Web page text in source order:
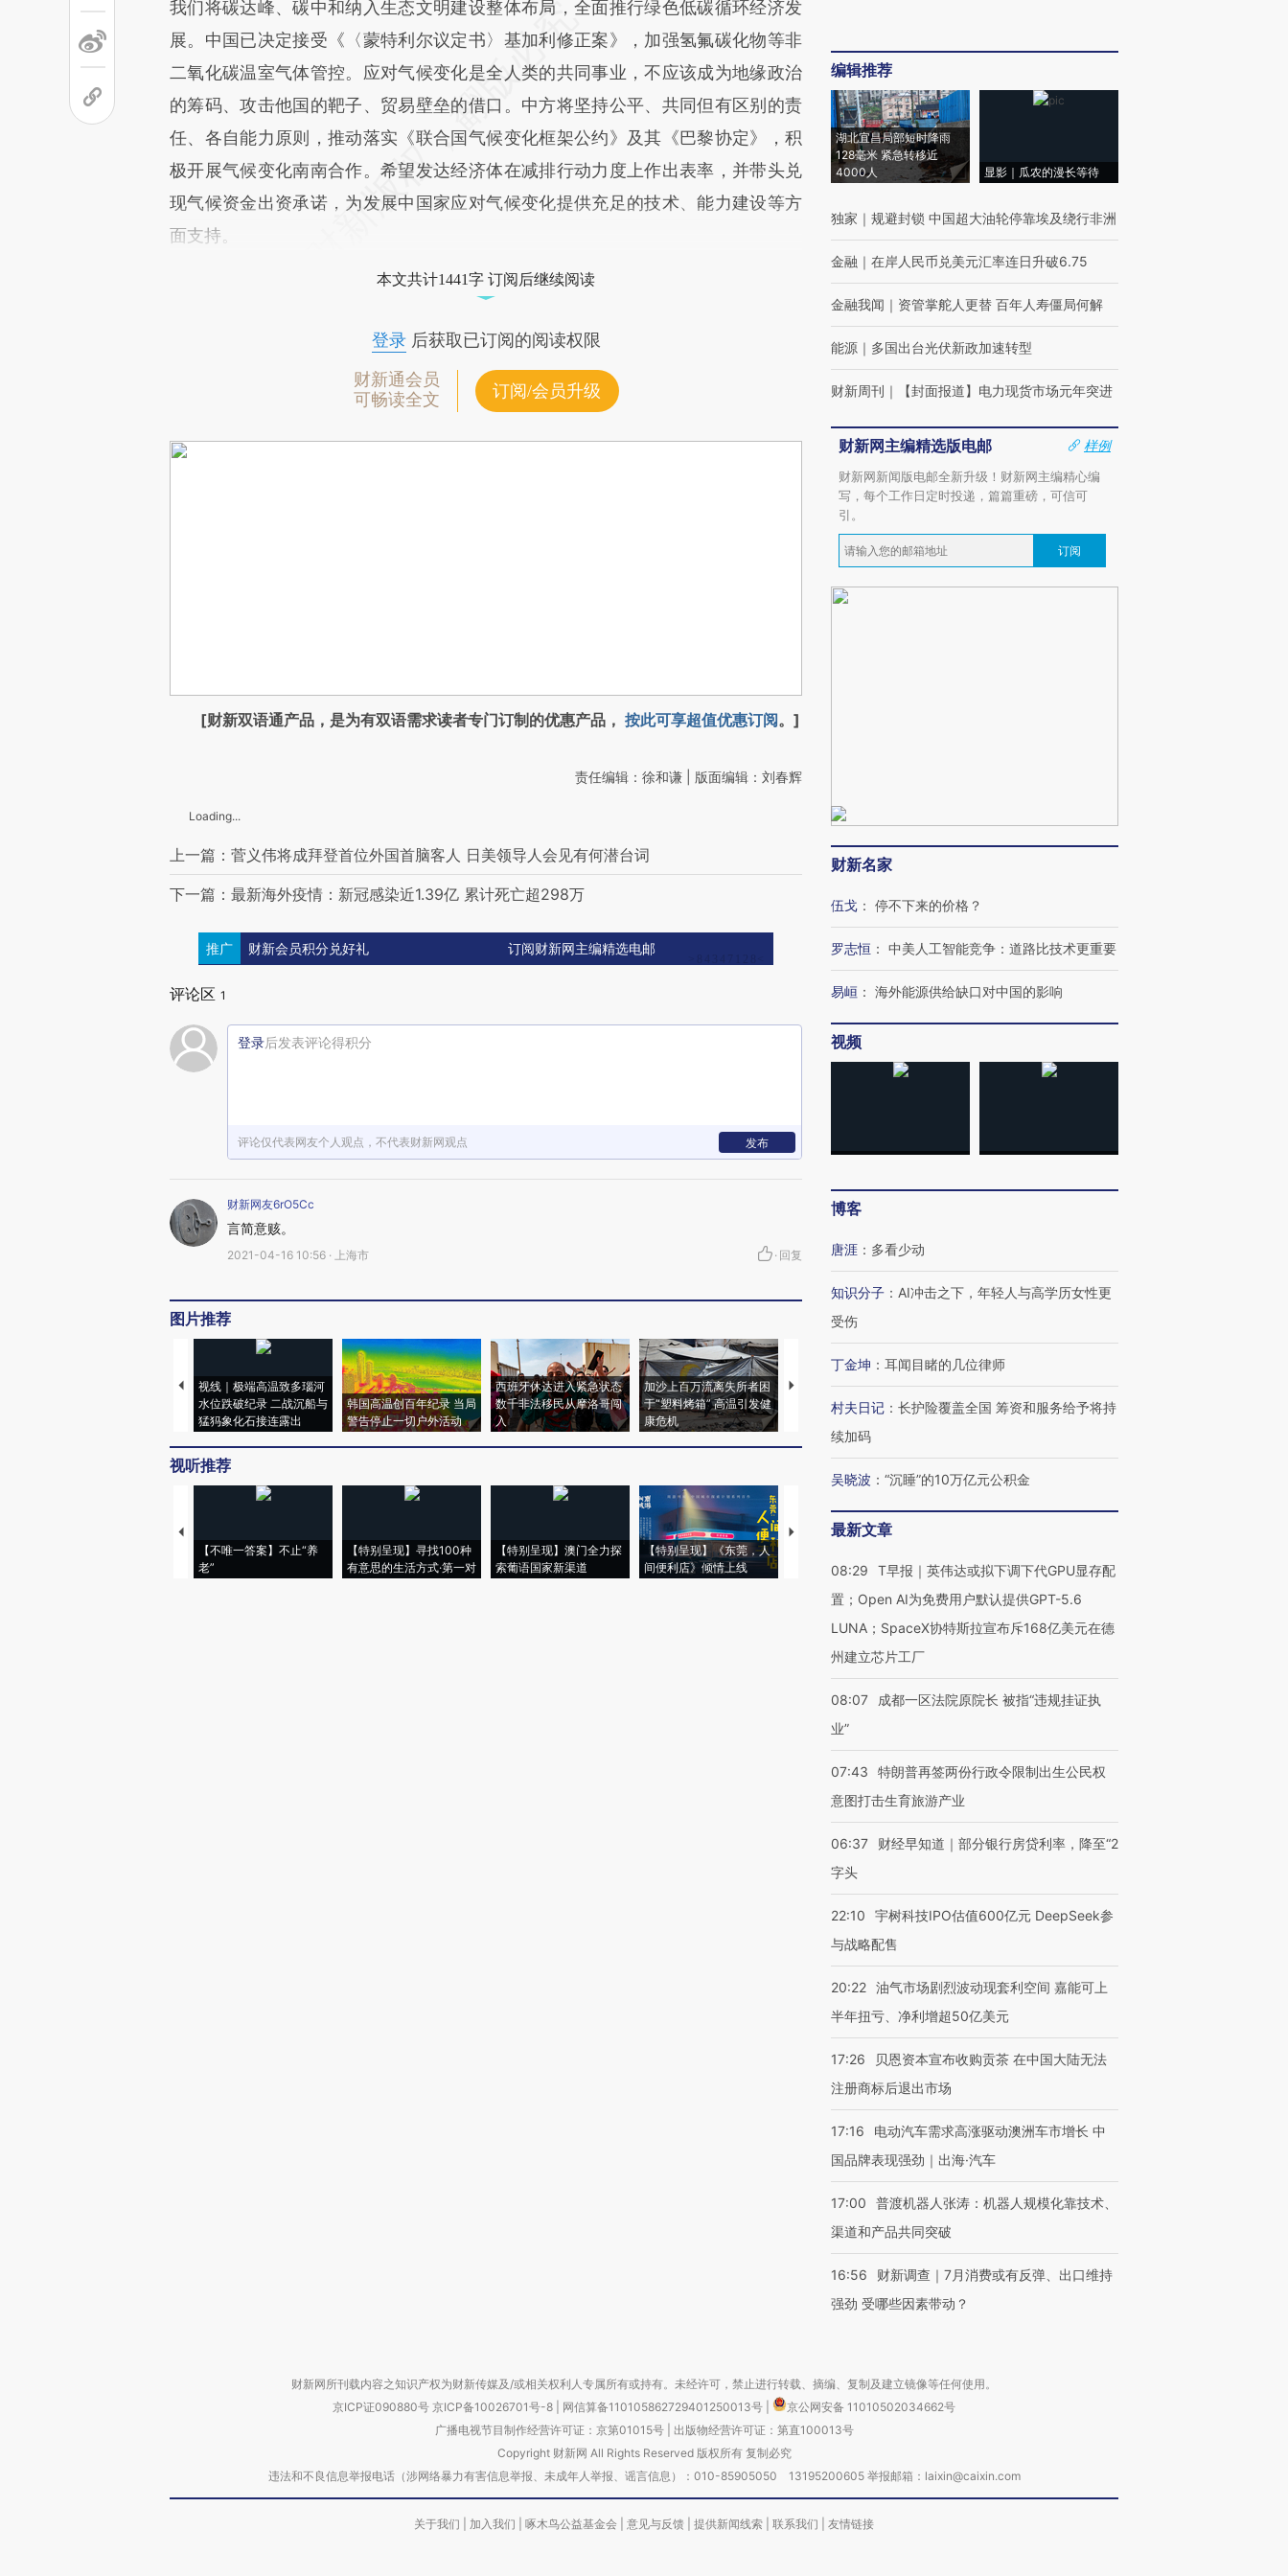
我们将碳达峰、碳中和纳入生态文明建设整体布局，全面推行绿色低碳循环经济发
展。中国已决定接受《〈蒙特利尔议定书〉基加利修正案》，加强氢氟碳化物等非
二氧化碳温室气体管控。应对气候变化是全人类的共同事业，不应该成为地缘政治
的筹码、攻击他国的靶子、贸易壁垒的借口。中方将坚持公平、共同但有区别的责
任、各自能力原则，推动落实《联合国气候变化框架公约》及其《巴黎协定》，积
极开展气候变化南南合作。希望发达经济体在减排行动力度上作出表率，并带头兑
现气候资金出资承诺，为发展中国家应对气候变化提供充足的技术、能力建设等方
面支持。
本文共计1441字 订阅后继续阅读
登录后获取已订阅的阅读权限
财新通会员
可畅读全文
订阅/会员升级
[财新双语通产品，是为有双语需求读者专门订制的优惠产品， 按此可享超值优惠订阅。]
责任编辑：徐和谦 | 版面编辑：刘春辉
Loading...
上一篇：菅义伟将成拜登首位外国首脑客人 日美领导人会见有何潜台词
下一篇：最新海外疫情：新冠感染近1.39亿 累计死亡超298万
推广 财新会员积分兑好礼 订阅财新网主编精选电邮
评论区 1
登录后发表评论得积分
评论仅代表网友个人观点，不代表财新网观点 发布
财新网友6rO5Cc
言简意赅。
2021-04-16 10:56 · 上海市 · 回复
图片推荐
视线｜极端高温致多瑙河
水位跌破纪录 二战沉船与
猛犸象化石接连露出
韩国高温创百年纪录 当局
警告停止一切户外活动
西班牙休达进入紧急状态
数千非法移民从摩洛哥闯
入
加沙上百万流离失所者困
于“塑料烤箱” 高温引发健
康危机
视线｜HYROX的吸金
术：是什么让中产们甘
马航飞行员跨国走私7万
粒摇头丸 尿检体内含3种
视线｜被称为“蟑螂”的印
度Z世代 用街头抗争将教
视听推荐
【不唯一答案】不止“养
老”
【特别呈现】寻找100种
有意思的生活方式·第一对
【特别呈现】澳门全力探
索葡语国家新渠道
【特别呈现】《东莞，人
间便利店》倾情上线
【推广】走进第四届链博
有意思的生活方式·第三对
住三大增长引擎是什么？
编辑推荐
湖北宜昌局部短时降雨
128毫米 紧急转移近
4000人
显影｜瓜农的漫长等待
独家 ｜ 规避封锁 中国超大油轮停靠埃及绕行非洲
金融 ｜ 在岸人民币兑美元汇率连日升破6.75
金融我闻 ｜ 资管掌舵人更替 百年人寿僵局何解
能源 ｜ 多国出台光伏新政加速转型
财新周刊 ｜ 【封面报道】电力现货市场元年突进
财新网主编精选版电邮
样例
财新网新闻版电邮全新升级！财新网主编精心编
写，每个工作日定时投递，篇篇重磅，可信可
引。
订阅
财新名家
伍戈 ： 停不下来的价格？
罗志恒 ： 中美人工智能竞争：道路比技术更重要
易峘 ： 海外能源供给缺口对中国的影响
视频
博客
唐涯 ： 多看少动
知识分子 ： AI冲击之下，年轻人与高学历女性更
受伤
丁金坤 ： 耳闻目睹的几位律师
村夫日记 ： 长护险覆盖全国 筹资和服务给予将持
续加码
吴晓波 ： “沉睡”的10万亿元公积金
最新文章
08:29
T早报｜英伟达或拟下调下代GPU显存配
置；Open AI为免费用户默认提供GPT-5.6
LUNA；SpaceX协特斯拉宣布斥168亿美元在德
州建立芯片工厂
08:07
成都一区法院原院长 被指“违规挂证执
业”
07:43
特朗普再签两份行政令限制出生公民权
意图打击生育旅游产业
06:37
财经早知道｜部分银行房贷利率，降至“2
字头
22:10
宇树科技IPO估值600亿元 DeepSeek参
与战略配售
20:22 油气市场剧烈波动现套利空间 嘉能可上
半年扭亏、净利增超50亿美元
17:26
贝恩资本宣布收购贡茶 在中国大陆无法
注册商标后退出市场
17:16
电动汽车需求高涨驱动澳洲车市增长 中
国品牌表现强劲｜出海·汽车
17:00
普渡机器人张涛：机器人规模化靠技术、
渠道和产品共同突破
16:56
财新调查｜7月消费或有反弹、出口维持
强劲 受哪些因素带动？
财新网所刊载内容之知识产权为财新传媒及/或相关权利人专属所有或持有。未经许可，禁止进行转载、摘编、复制及建立镜像等任何使用。
京ICP证090880号 京ICP备10026701号-8 网信算备110105862729401250013号
京公网安备 11010502034662号
广播电视节目制作经营许可证：京第01015号| 出版物经营许可证：第直100013号
Copyright 财新网 All Rights Reserved 版权所有 复制必究
违法和不良信息举报电话（涉网络暴力有害信息举报、未成年人举报、谣言信息）：010-85905050 13195200605 举报邮箱：laixin@caixin.com
关于我们 加入我们 啄木鸟公益基金会 意见与反馈 提供新闻线索 联系我们 友情链接